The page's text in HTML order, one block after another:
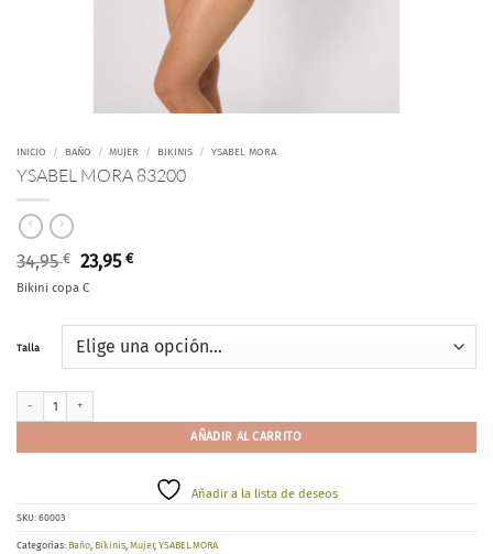
INICIO / BAÑO / MUJER / BIKINIS / YSABEL MORA
YSABEL MORA 83200
34,95€ El
precio
original
34,95 €.
23,95€El
23,95 €.
Bikini copa C
Talla
AÑADIR AL CARRITO
Añadir a la lista de deseos
SKU: 60003
Categorías: Baño Bikinis Mujer, YSABEL MORA